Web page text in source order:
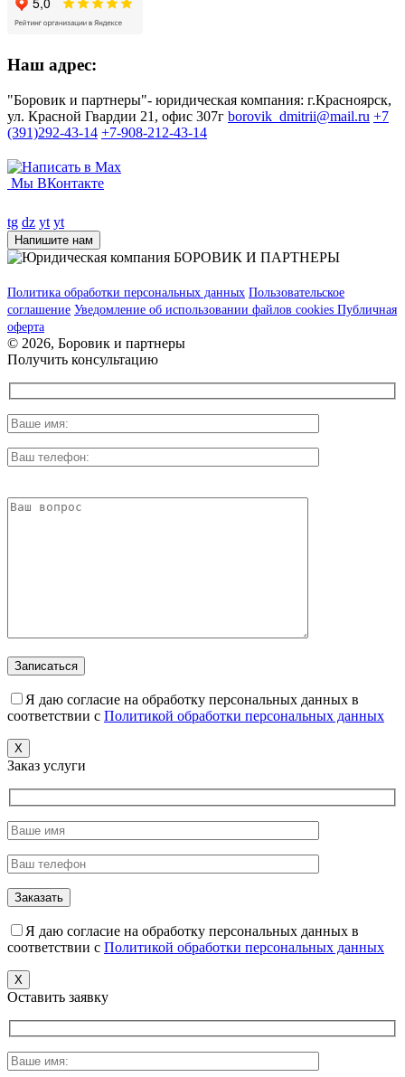
Наш адрес:
"Боровик и партнеры"- юридическая компания: г.Красноярск,
ул. Красной Гвардии 21, офис 307г borovik_dmitrii@mail.ru +7
(391)292-43-14 +7-908-212-43-14
Мы ВКонтакте
tg dz yt yt
Напишите нам
Политика обработки персональных данных Пользовательское
соглашение Уведомление об использовании файлов cookies Публичная
оферта
© 2026, Боровик и партнеры
Получить консультацию
Я даю согласие на обработку персональных данных в
соответствии с Политикой обработки персональных данных
X
Заказ услуги
Я даю согласие на обработку персональных данных в
соответствии с Политикой обработки персональных данных
X
Оставить заявку